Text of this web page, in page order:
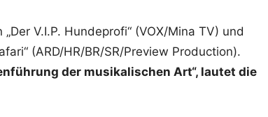
V.I.P. Hundeprofi“ (VOX/Mina TV) und
(ARD/HR/BR/SR/Preview Production).
der musikalischen Art“, lautet die